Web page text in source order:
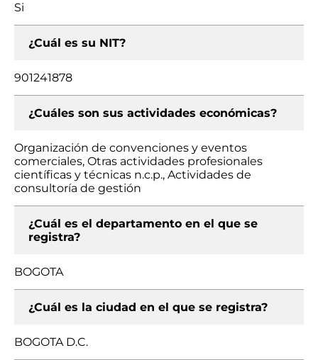
Si
¿Cuál es su NIT?
901241878
¿Cuáles son sus actividades económicas?
Organización de convenciones y eventos
comerciales, Otras actividades profesionales
científicas y técnicas n.c.p., Actividades de
consultoría de gestión
¿Cuál es el departamento en el que se
registra?
BOGOTA
¿Cuál es la ciudad en el que se registra?
BOGOTA D.C.